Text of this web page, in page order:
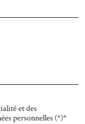
et des
personnelles (*)*